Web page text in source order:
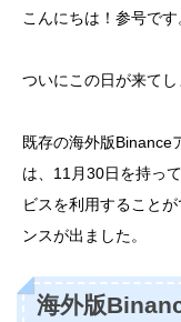
こんにちは！参号です
ついにこの日が来てし
既存の海外版Binance
は、11月30日を持っ
ビスを利用すること
ンスが出ました。
海外版